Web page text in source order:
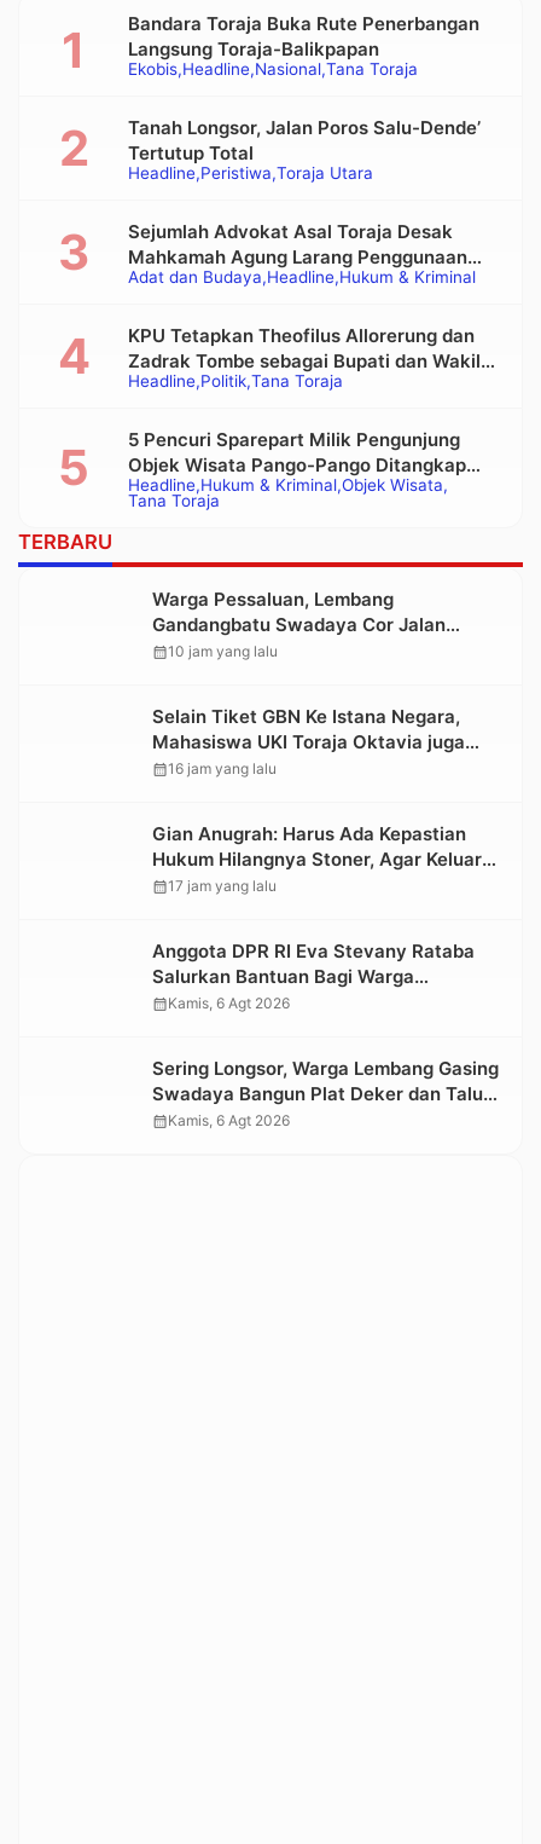
Ekobis Headline Nasional Tana Toraja
Bandara Toraja Buka Rute Penerbangan
Langsung Toraja-Balikpapan
Headline Peristiwa Toraja Utara
Tanah Longsor, Jalan Poros Salu-Dende’
Tertutup Total
Adat dan Budaya Headline Hukum & Kriminal
Sejumlah Advokat Asal Toraja Desak
Mahkamah Agung Larang Penggunaan
Alat Berat pada Eksekusi Rumah Adat
Headline Politik Tana Toraja
KPU Tetapkan Theofilus Allorerung dan
Zadrak Tombe sebagai Bupati dan Wakil
Bupati Tana Toraja Terpilih
Headline Hukum & Kriminal Objek Wisata
Tana Toraja
5 Pencuri Sparepart Milik Pengunjung
Objek Wisata Pango-Pango Ditangkap
Polisi
TERBARU
Warga Pessaluan, Lembang
Gandangbatu Swadaya Cor Jalan
Kabupaten
calendar_month10 jam yang lalu
Selain Tiket GBN Ke Istana Negara,
Mahasiswa UKI Toraja Oktavia juga
Lolos ke Pekan Seni Mahasiswa
calendar_month16 jam yang lalu
Gian Anugrah: Harus Ada Kepastian
Hukum Hilangnya Stoner, Agar Keluarga
tidak Larut dalam Trauma dan
calendar_month17 jam yang lalu
Anggota DPR RI Eva Stevany Rataba
Salurkan Bantuan Bagi Warga
Terdampak Longsor di Buntu Pepasan
calendar_monthKamis, 6 Agt 2026
Sering Longsor, Warga Lembang Gasing
Swadaya Bangun Plat Deker dan Talut
Jalan Penghubung Antar Lembang
calendar_monthKamis, 6 Agt 2026